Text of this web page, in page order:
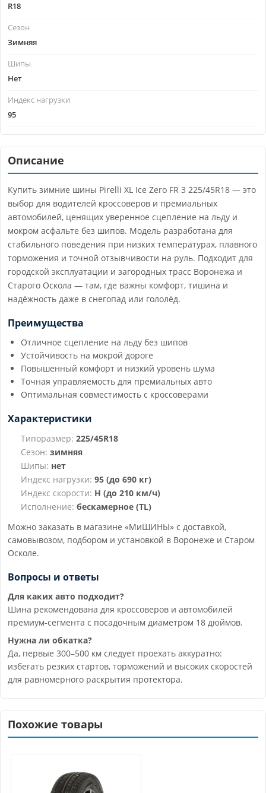
R18
Сезон
Зимняя
Шипы
Нет
Индекс нагрузки
95
Описание
Купить зимние шины Pirelli XL Ice Zero FR 3 225/45R18 — это
выбор для водителей кроссоверов и премиальных
автомобилей, ценящих уверенное сцепление на льду и
мокром асфальте без шипов. Модель разработана для
стабильного поведения при низких температурах, плавного
торможения и точной отзывчивости на руль. Подходит для
городской эксплуатации и загородных трасс Воронежа и
Старого Оскола — там, где важны комфорт, тишина и
надёжность даже в снегопад или гололёд.
Преимущества
Отличное сцепление на льду без шипов
Устойчивость на мокрой дороге
Повышенный комфорт и низкий уровень шума
Точная управляемость для премиальных авто
Оптимальная совместимость с кроссоверами
Характеристики
Типоразмер: 225/45R18
Сезон: зимняя
Шипы: нет
Индекс нагрузки: 95 (до 690 кг)
Индекс скорости: H (до 210 км/ч)
Исполнение: бескамерное (TL)
Можно заказать в магазине «МиШИНЫ» с доставкой,
самовывозом, подбором и установкой в Воронеже и Старом
Осколе.
Вопросы и ответы
Для каких авто подходит?
Шина рекомендована для кроссоверов и автомобилей
премиум-сегмента с посадочным диаметром 18 дюймов.
Нужна ли обкатка?
Да, первые 300–500 км следует проехать аккуратно:
избегать резких стартов, торможений и высоких скоростей
для равномерного раскрытия протектора.
Похожие товары